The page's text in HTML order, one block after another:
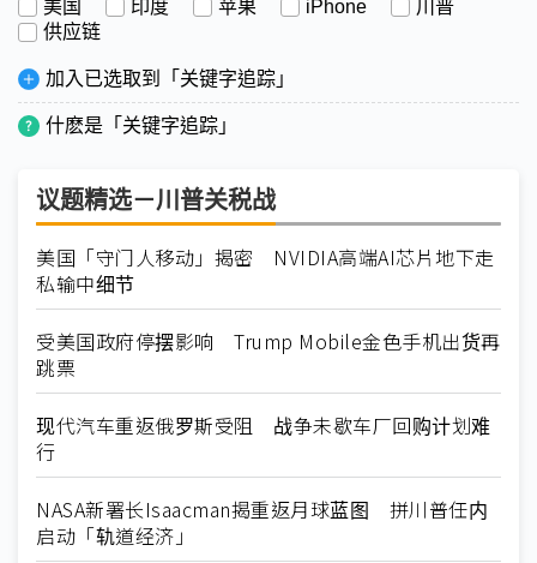
美国 印度 苹果 iPhone
川普
供应链
加入已选取到「关键字追踪」
什麽是「关键字追踪」
议题精选－川普关税战
美国「守门人移动」揭密 NVIDIA高端AI芯片地下走
私输中细节
受美国政府停摆影响 Trump Mobile金色手机出货再
跳票
现代汽车重返俄罗斯受阻 战争未歇车厂回购计划难
行
NASA新署长Isaacman揭重返月球蓝图 拼川普任内
启动「轨道经济」